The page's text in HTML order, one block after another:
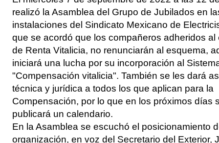
realizó la Asamblea del Grupo de Jubilados en
instalaciones del Sindicato Mexicano de
que se acordó que los compañeros adheridos al
de Renta Vitalicia, no renunciarán al esquema,
iniciará una lucha por su incorporación al
"Compensación vitalicia". También se les dará
técnica y jurídica a todos los que aplican para la
Compensación, por lo que en los próximos días
publicará un calendario.
En la Asamblea se escuchó el posicionamiento
organización, en voz del Secretario del Exterior,